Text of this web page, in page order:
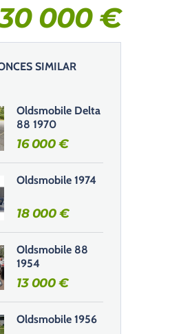
000€
SIMILAR
Oldsmobile Delta
88 1970
16 000€
Oldsmobile 1974
18 000€
Oldsmobile 88
1954
13 000€
Oldsmobile 1956